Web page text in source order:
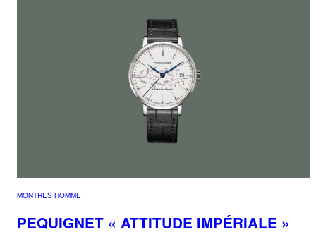
MONTRES HOMME
PEQUIGNET « ATTITUDE IMPÉRIALE »